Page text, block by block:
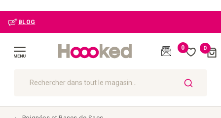
BLOG
0 0Cart